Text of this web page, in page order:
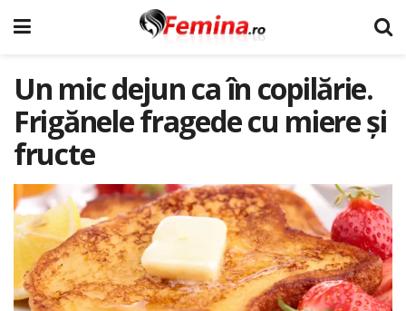
Un mic dejun ca în copilărie.
Frigănele fragede cu miere și
fructe